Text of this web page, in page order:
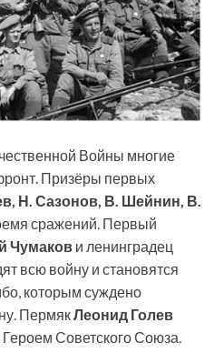
Войны многие
Призёры первых
Н. Сазонов, В. Шейнин, В.
сражений. Первый
Чумаков и ленинградец
всю войну и становятся
которым суждено
ПермякЛеонид Голев
Советского Союза.